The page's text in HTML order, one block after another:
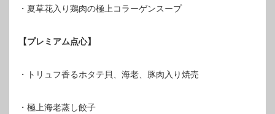
・夏草花入り鶏肉の極上コラーゲンスープ
【プレミアム点心】
・トリュフ香るホタテ貝、海老、豚肉入り焼売
・極上海老蒸し餃子